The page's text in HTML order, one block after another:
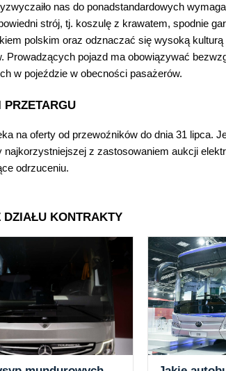
nas do ponadstandardowych
strój, tj. koszulę z krawatem, spodnie
polskim oraz odznaczać się wysoką
Prowadzących pojazd ma obowiązywać
w pojeździe w obecności pasażerów.
PRZETARGU
na oferty od przewoźników do dnia 31 lipca.
najkorzystniejszej z zastosowaniem aukcji
odrzuceniu.
DZIAŁU KONTRAKTY